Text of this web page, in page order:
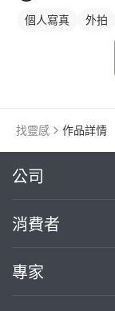
個人寫真 外拍
找靈感 作品詳情
公司
關於我們
部落格
消費者
買服務
專家
繼續完成